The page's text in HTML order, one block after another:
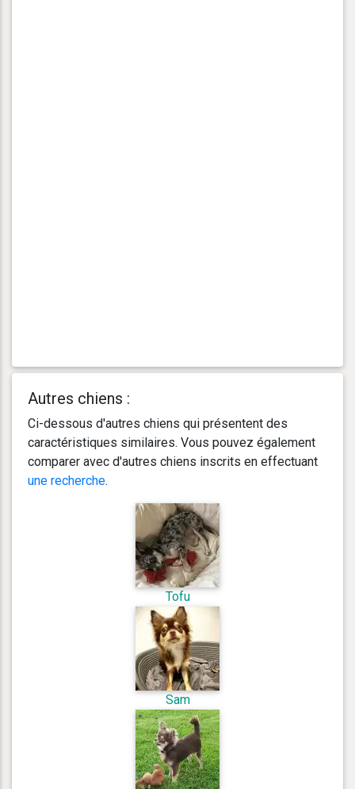
Autres chiens :
Ci-dessous d'autres chiens qui présentent des
caractéristiques similaires. Vous pouvez également
comparer avec d'autres chiens inscrits en effectuant
une recherche.
Tofu
Sam